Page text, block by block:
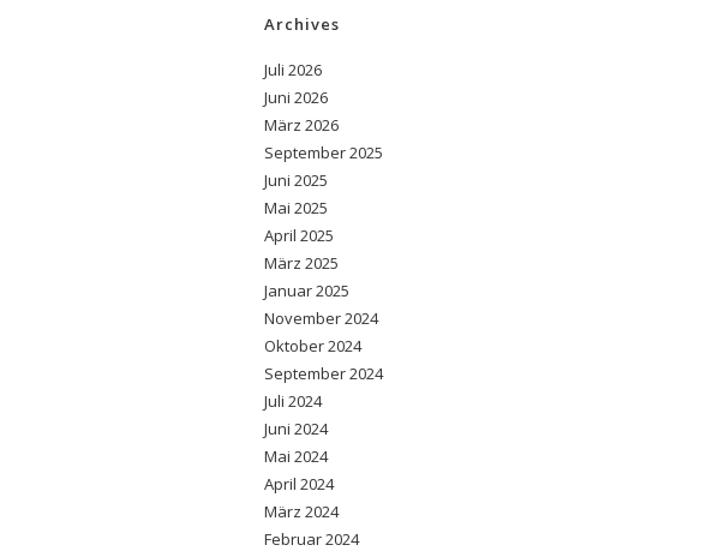
Archives
Juli 2026
Juni 2026
März 2026
September 2025
Juni 2025
Mai 2025
April 2025
März 2025
Januar 2025
November 2024
Oktober 2024
September 2024
Juli 2024
Juni 2024
Mai 2024
April 2024
März 2024
Februar 2024